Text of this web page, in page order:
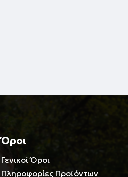
Όροι
Γενικοί Όροι
Πληροφορίες Προϊόντων